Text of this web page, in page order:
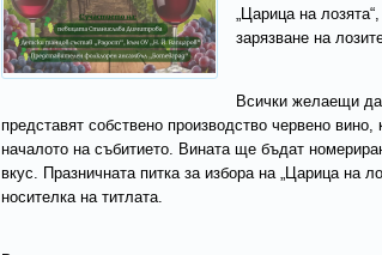
„Царица на
зарязване на
Всички желаещи да
представят собствено производство червено
началото на събитието. Вината ще бъдат
вкус. Празничната питка за избора на „Царица на
носителка на титлата.